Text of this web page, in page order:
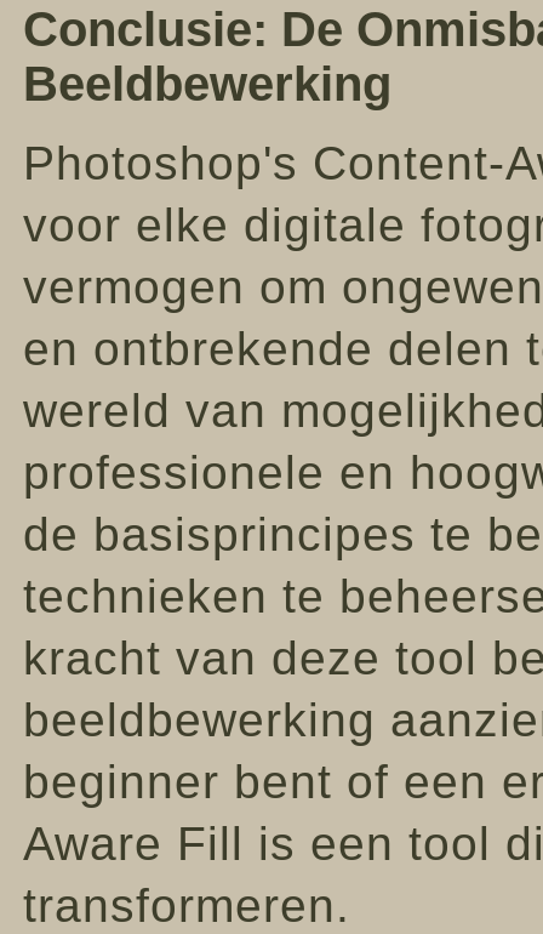
Conclusie: De
Beeldbewerking
Photoshop's Content-
voor elke digitale
vermogen om
en ontbrekende delen
wereld van
professionele en
de basisprincipes te
technieken te
kracht van deze tool
beeldbewerking
beginner bent of een
Aware Fill is een tool
transformeren.